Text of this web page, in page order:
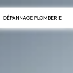
DÉPANNAGE PLOMBERIE